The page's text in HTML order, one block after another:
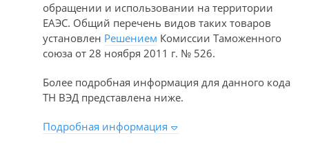
обращении и использовании на территории
ЕАЭС. Общий перечень видов таких товаров
установлен Решением Комиссии Таможенного
союза от 28 ноября 2011 г. № 526.
Более подробная информация для данного кода
ТН ВЭД представлена ниже.
Подробная информация